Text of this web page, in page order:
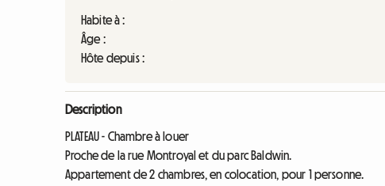
Habite à :
Âge :
Hôte depuis :
Description
PLATEAU - Chambre à louer
Proche de la rue Montroyal et du parc Baldwin.
Appartement de 2 chambres, en colocation, pour 1 personne.